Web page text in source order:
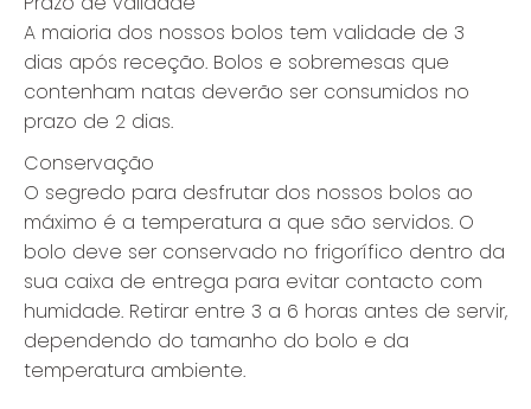
A maioria dos nossos bolos tem validade de 3
dias após receção. Bolos e sobremesas que
contenham natas deverão ser consumidos no
prazo de 2 dias.
Conservação
O segredo para desfrutar dos nossos bolos ao
máximo é a temperatura a que são servidos. O
bolo deve ser conservado no frigorífico dentro da
sua caixa de entrega para evitar contacto com
humidade. Retirar entre 3 a 6 horas antes de servir,
dependendo do tamanho do bolo e da
temperatura ambiente.